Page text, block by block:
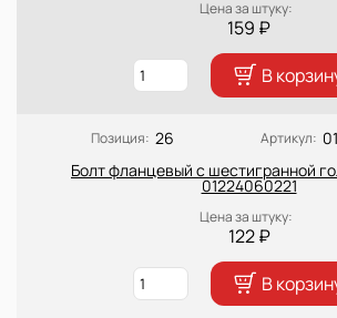
Цена за штуку:
159 ₽
В
Позиция: 26 Артикул:
Болт фланцевый с шестигранной
01224060221
Цена за штуку:
122 ₽
В